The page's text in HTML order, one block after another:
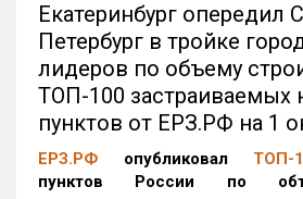
Екатеринбург опередил
Петербург в тройке
лидеров по объему
ТОП-100 застраиваемых
пунктов от ЕРЗ.РФ на 1
ЕРЗ.РФ опубликовал ТОП-
пунктов России по